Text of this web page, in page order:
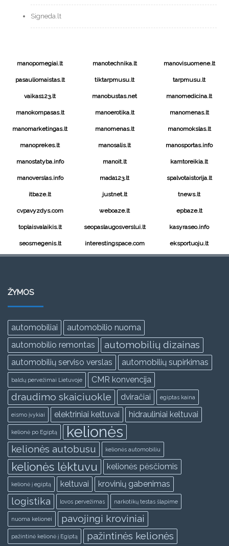
Signeda.lt
manopomegiai.lt manotechnika.lt manovisuomene.lt
pasauliomaistas.lt tiktarpmusu.lt tarpmusu.lt
vaikas123.lt manobustas.net manomedicina.lt
manokompasas.lt manoerotika.lt manomenas.lt
manomarketingas.lt manomenas.lt manomokslas.lt
manoprekes.lt manosalis.lt manosportas.info
manostatyba.info manoit.lt kamtoreikia.lt
manoverslas.info mada123.lt spalvotaistorija.lt
itbaze.lt justnet.lt tnews.lt
cvpavyzdys.com weboaze.lt epbaze.lt
toplaisvalaikis.lt seopaslaugosverslui.lt kasyraseo.info
seosmegenis.lt interestingspace.com eksportuoju.lt
ŽYMOS
automobiliai
automobilio nuoma
automobilio remontas
automobilių dizainas
automobilių serviso verslas automobilių supirkimas
baldų pervežimai Lietuvoje CMR konvencija
draudimo skaiciuokle dviračiai egiptas kaina
eismo įvykiai elektriniai keltuvai hidrauliniai keltuvai
kelionė po Egiptą kelionės
kelionės autobusu kelionės automobiliu
kelionės lėktuvu kelionės pėsčiomis
kelionė į egiptą keltuvai krovinių gabenimas
logistika lovos pervežimas narkotikų testas šlapime
nuoma kelionei pavojingi kroviniai
pažintinė kelionė į Egiptą pažintinės kelionės